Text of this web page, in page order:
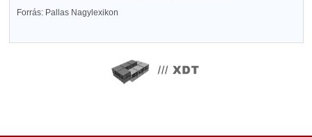
Forrás: Pallas Nagylexikon